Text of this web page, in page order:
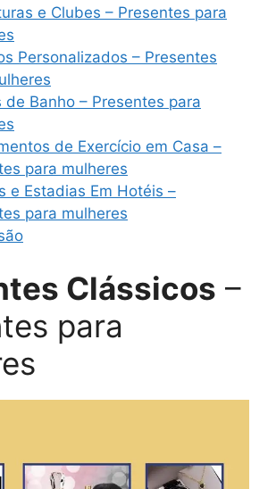
e Clubes – Presentes para
Personalizados – Presentes
de Banho – Presentes para
de Exercício em Casa –
para mulheres
e Estadias Em Hotéis –
para mulheres
Clássicos –
para